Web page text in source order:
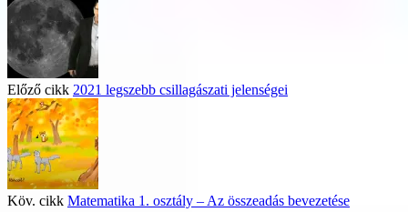
Előző cikk 2021 legszebb csillagászati jelenségei
Köv. cikk Matematika 1. osztály – Az összeadás bevezetése